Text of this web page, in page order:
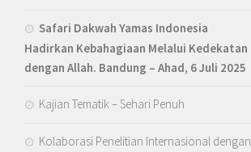
Safari Dakwah Yamas Indonesia
Hadirkan Kebahagiaan Melalui Kedekatan
dengan Allah. Bandung – Ahad, 6 Juli 2025
Kajian Tematik – Sehari Penuh
Kolaborasi Penelitian Internasional dengan